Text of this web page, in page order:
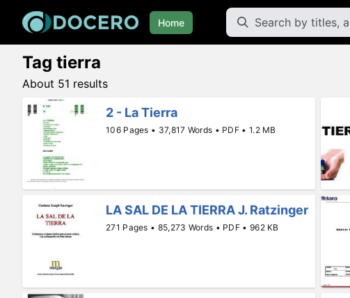
Home
Tag tierra
About 51 results
2 - La Tierra
106 Pages • 37,817 Words • PDF • 1.2 MB
LA SAL DE LA TIERRA J. Ratzinger
271 Pages • 85,273 Words • PDF • 962 KB